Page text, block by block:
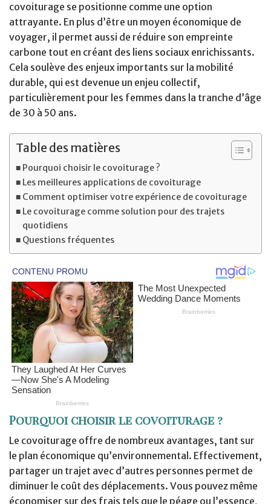
covoiturage se positionne comme une option
attrayante. En plus d’être un moyen économique de
voyager, il permet aussi de réduire son empreinte
carbone tout en créant des liens sociaux enrichissants.
Cela soulève des enjeux importants sur la mobilité
durable, qui est devenue un enjeu collectif,
particulièrement pour les femmes dans la tranche d’âge
de 30 à 50 ans.
Table des matières
Pourquoi choisir le covoiturage ?
Les meilleures applications de covoiturage
Comment optimiser votre expérience de covoiturage
Le covoiturage comme solution pour des trajets
quotidiens
Questions fréquentes
Pourquoi choisir le covoiturage ?
Le covoiturage offre de nombreux avantages, tant sur
le plan économique qu’environnemental. Effectivement,
partager un trajet avec d’autres personnes permet de
diminuer le coût des déplacements. Vous pouvez même
économiser sur des frais tels que le péage ou l’essence,